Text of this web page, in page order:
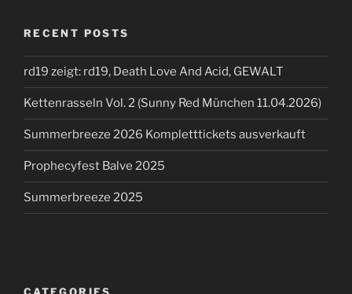
RECENT POSTS
rd19 zeigt: rd19, Death Love And Acid, GEWALT
Kettenrasseln Vol. 2 (Sunny Red München 11.04.2026)
Summerbreeze 2026 Kompletttickets ausverkauft
Prophecyfest Balve 2025
Summerbreeze 2025
CATEGORIES